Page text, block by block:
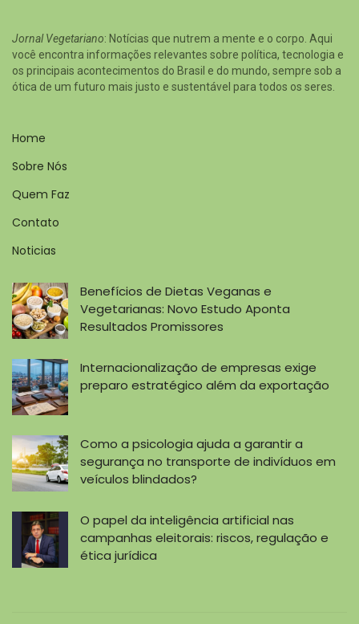
Jornal Vegetariano: Notícias que nutrem a mente e o corpo. Aqui
você encontra informações relevantes sobre política, tecnologia e
os principais acontecimentos do Brasil e do mundo, sempre sob a
ótica de um futuro mais justo e sustentável para todos os seres.
Home
Sobre Nós
Quem Faz
Contato
Noticias
Benefícios de Dietas Veganas e
Vegetarianas: Novo Estudo Aponta
Resultados Promissores
Internacionalização de empresas exige
preparo estratégico além da exportação
Como a psicologia ajuda a garantir a
segurança no transporte de indivíduos em
veículos blindados?
O papel da inteligência artificial nas
campanhas eleitorais: riscos, regulação e
ética jurídica